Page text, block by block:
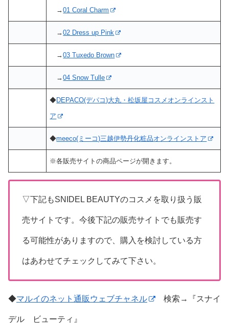
→01 Coral Charm
→02 Dress up Pink
→03 Tuxedo Brown
→04 Snow Tulle
◆DEPACO(デパコ)大丸・松坂屋コスメオンラインスト
ア
◆meeco(ミーコ)三越伊勢丹化粧品オンラインストア
※各販売サイトの商品ページが開きます。
▽下記もSNIDEL BEAUTYのコスメを取り扱う販
売サイトです。今後下記の販売サイトでも販売す
る可能性がありますので、購入を検討している方
はあわせてチェックしてみて下さい。
◆マルイのネット通販ウェブチャネル 検索→『スナイ
デル ビューティ』